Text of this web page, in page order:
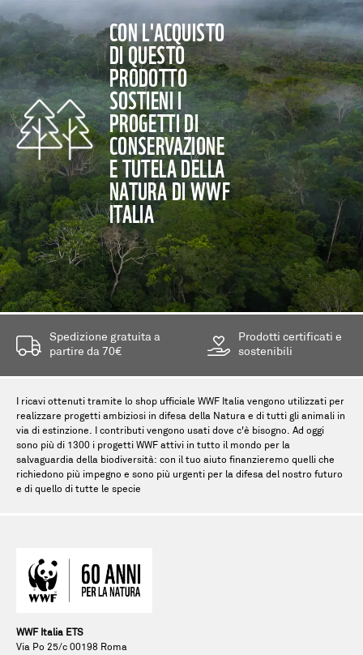
CON L'ACQUISTO
DI QUESTO
PRODOTTO
SOSTIENI I
PROGETTI DI
CONSERVAZIONE
E TUTELA DELLA
NATURA DI WWF
ITALIA
Spedizione gratuita a
partire da 70€
Prodotti certificati e
sostenibili
I ricavi ottenuti tramite lo shop ufficiale WWF Italia vengono utilizzati per
realizzare progetti ambiziosi in difesa della Natura e di tutti gli animali in
via di estinzione. I contributi vengono usati dove c'è bisogno. Ad oggi
sono più di 1300 i progetti WWF attivi in tutto il mondo per la
salvaguardia della biodiversità: con il tuo aiuto finanzieremo quelli che
richiedono più impegno e sono più urgenti per la difesa del nostro futuro
e di quello di tutte le specie
WWF Italia ETS
Via Po 25/c 00198 Roma